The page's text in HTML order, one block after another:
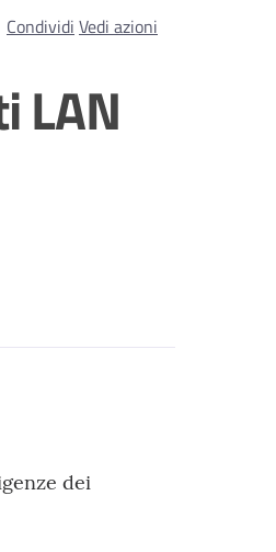
LAN
Condividi Vedi azioni
dei